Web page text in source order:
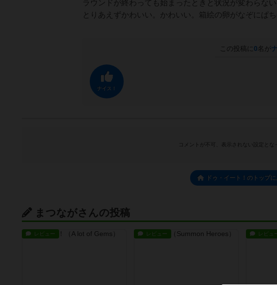
ラウンドが終わっても始まったときと状況が変わらな
とりあえずかわいい。かわいい。箱絵の卵がなぞにぱち
この投稿に 0名が
ナイス！
コメントが不可、表示されない設定とな
ドゥ・イート！のトップ
まつながさんの投稿
レビュー レビュー レビュ